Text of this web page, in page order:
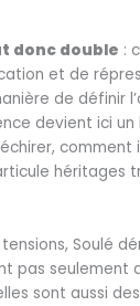
donc double :
et de
de définir
devient ici
comment
héritages
Soulé
pas seulement
sont aussi